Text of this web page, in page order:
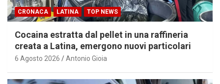
CRONACA LATINA TOP NEWS
Cocaina estratta dal pellet in una raffineria
creata a Latina, emergono nuovi particolari
6 Agosto 2026 Antonio Gioia